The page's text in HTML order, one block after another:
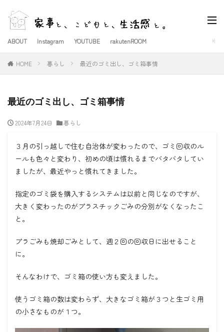
ABOUT Instagram YOUTUBE rakutenROOM
HOME 暮らし 最近のゴミ出し、ゴミ箱事情
最近のゴミ出し、ゴミ箱事情
2024年7月24日 暮らし
３月の引っ越しで住む自治体が変わったので、ゴミ回収のル
ールも色々と変わり、初めの頃は慣れるまでバタバタしてい
ましたが、最近やっと慣れてきました。
指定のゴミ袋を購入するシステムは以前と同じなのですが、
大きく変わったのがプラスチックごみの分別がなくなったこ
と。
プラごみも焼却ごみとして、週２回の回収日に出せること
に。
そんなわけで、ゴミ箱の使い方も変えました。
使うゴミ箱の数は変わらず、大きなゴミ箱が３つと生ゴミ用
の小さなものが１つ。